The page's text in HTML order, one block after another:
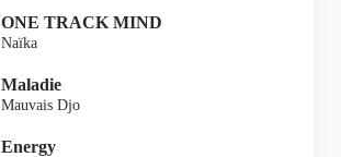
ONE TRACK MIND
Naïka
Maladie
Mauvais Djo
Energy